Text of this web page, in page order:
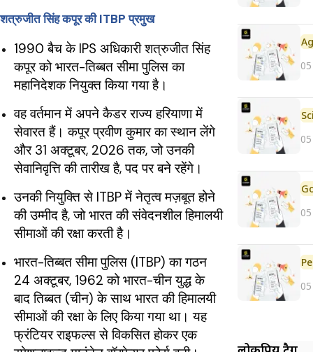
शत्रुजीत सिंह कपूर की ITBP प्रमुख
1990 बैच के IPS अधिकारी शत्रुजीत सिंह
कपूर को भारत-तिब्बत सीमा पुलिस का
महानिदेशक नियुक्त किया गया है।
वह वर्तमान में अपने कैडर राज्य हरियाणा में
सेवारत हैं। कपूर प्रवीण कुमार का स्थान लेंगे
और 31 अक्टूबर, 2026 तक, जो उनकी
सेवानिवृत्ति की तारीख है, पद पर बने रहेंगे।
उनकी नियुक्ति से ITBP में नेतृत्व मज़बूत होने
की उम्मीद है, जो भारत की संवेदनशील हिमालयी
सीमाओं की रक्षा करती है।
भारत-तिब्बत सीमा पुलिस (ITBP) का गठन
24 अक्टूबर, 1962 को भारत-चीन युद्ध के
बाद तिब्बत (चीन) के साथ भारत की हिमालयी
सीमाओं की रक्षा के लिए किया गया था। यह
फ्रंटियर राइफल्स से विकसित होकर एक